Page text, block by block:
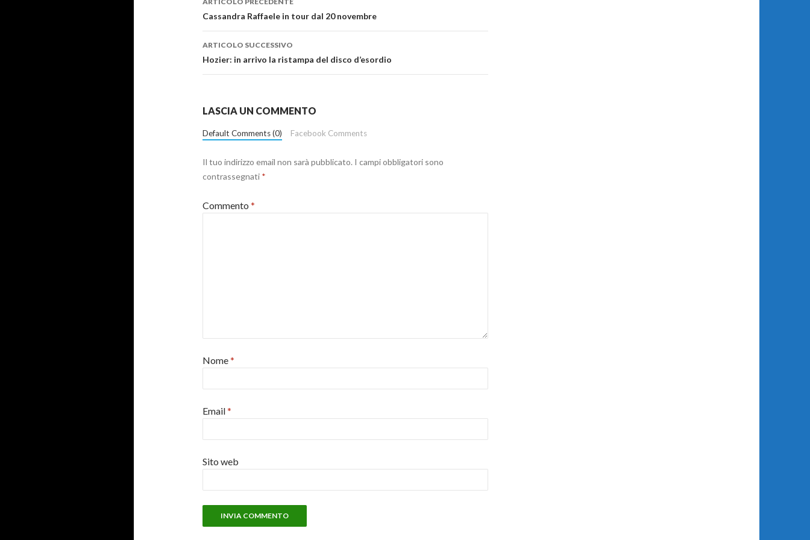
articolo
Cassandra Raffaele in tour dal 20 novembre
ARTICOLO SUCCESSIVO
Hozier: in arrivo la ristampa del disco d’esordio
LASCIA UN COMMENTO
Default Comments (0) Facebook Comments
Il tuo indirizzo email non sarà pubblicato. I campi obbligatori sono
contrassegnati *
Commento *
Nome*
Email*
Sito web